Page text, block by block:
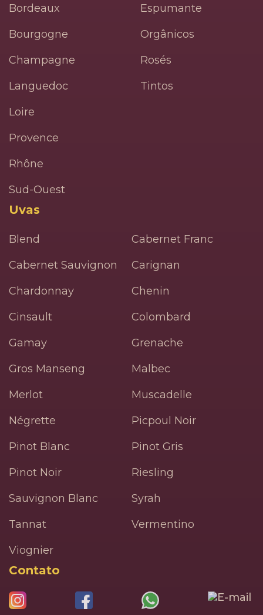
Bordeaux
Bourgogne
Champagne
Languedoc
Loire
Provence
Rhône
Sud-Ouest
Espumante
Orgânicos
Rosés
Tintos
Uvas
Blend
Cabernet Franc
Cabernet Sauvignon
Carignan
Chardonnay
Chenin
Cinsault
Colombard
Gamay
Grenache
Gros Manseng
Malbec
Merlot
Muscadelle
Négrette
Picpoul Noir
Pinot Blanc
Pinot Gris
Pinot Noir
Riesling
Sauvignon Blanc
Syrah
Tannat
Vermentino
Viognier
Contato